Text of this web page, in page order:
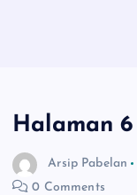
Halaman 6
Arsip Pabelan
0 Comments